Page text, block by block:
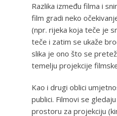
Razlika između filma i
film gradi neko
(npr. rijeka koja teče je
teče i zatim se ukaže
slika je ono što se
temelju projekcije
Kao i drugi oblici
publici. Filmovi se
prostoru za projekciju